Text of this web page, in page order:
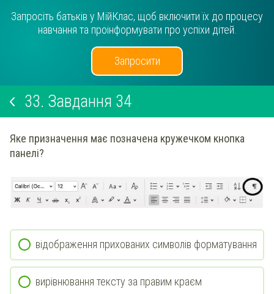
Запросіть батьків у МійКлас, щоб включити їх до процесу
навчання та проінформувати про успіхи дітей.
Запросити
33. Завдання 34
Яке призначення має позначена кружечком кнопка
панелі?
відображення прихованих символів форматування
вирівнювання тексту за правим краєм